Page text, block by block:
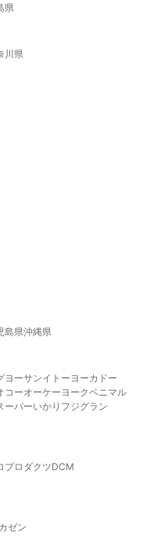
県
川県
島県沖縄県
ヨーサンイトーヨーカドー
コーオーケー ヨークベニマル
ーパーいかり フジグラン
プロダクツDCM
ゼン